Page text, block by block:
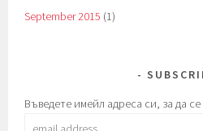
September 2015 (1)
Въведете имейл адреса си, за да